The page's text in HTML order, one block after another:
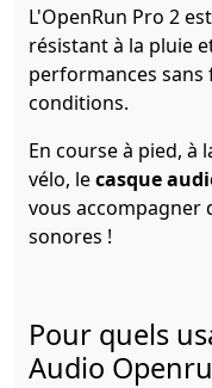
L'OpenRun Pro 2
résistant à la pluie
performances sans
conditions.
En course à pied, à
vélo, lecasque
vous accompagner
sonores !
Pour quels
Audio